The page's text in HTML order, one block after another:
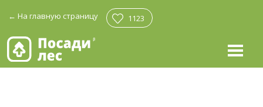
← На главную страницу 1123